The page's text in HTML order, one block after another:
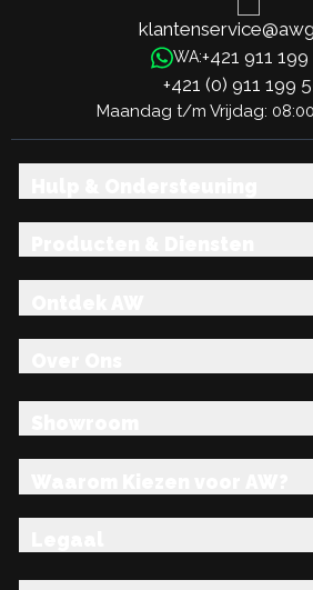
WA:+421 911
+421 (0) 911 199
Maandag t/m Vrijdag: